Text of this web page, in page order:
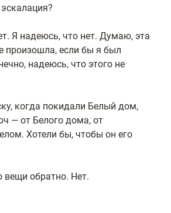
Я надеюсь, что нет. Думаю, эта
произошла, если бы я был
надеюсь, что этого не
когда покидали Белый дом,
— от Белого дома, от
Хотели бы, чтобы он его
вещи обратно. Нет.